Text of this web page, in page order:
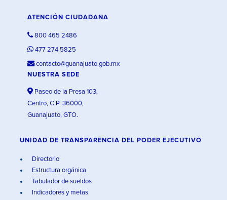
ATENCIÓN CIUDADANA
800 465 2486
477 274 5825
contacto@guanajuato.gob.mx
NUESTRA SEDE
Paseo de la Presa 103,
Centro, C.P. 36000,
Guanajuato, GTO.
UNIDAD DE TRANSPARENCIA DEL PODER EJECUTIVO
Directorio
Estructura orgánica
Tabulador de sueldos
Indicadores y metas